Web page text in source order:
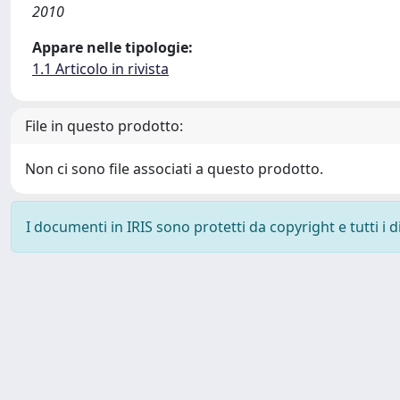
2010
Appare nelle tipologie:
1.1 Articolo in rivista
File in questo prodotto:
Non ci sono file associati a questo prodotto.
I documenti in IRIS sono protetti da copyright e tutti i